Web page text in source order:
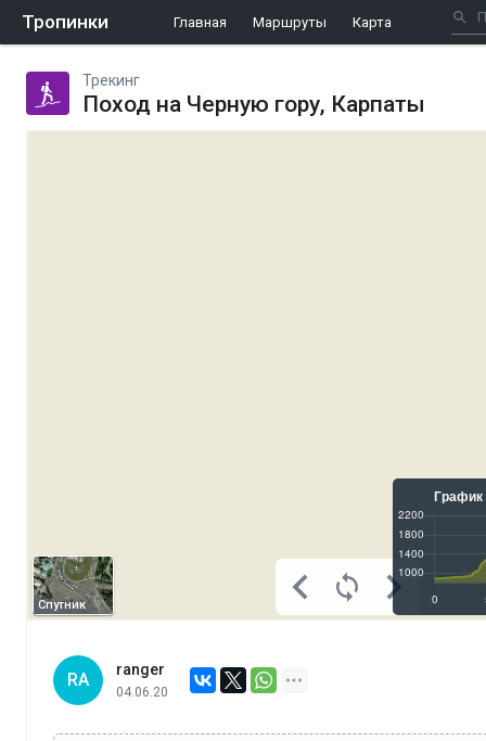
Тропинки Главная Маршруты Карта
Трекинг
Поход на Черную гору, Карпаты
Спутник
RA
ranger
04.06.20